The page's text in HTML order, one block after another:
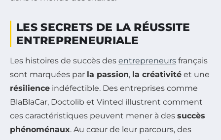
LES SECRETS DE LA RÉUSSITE
ENTREPRENEURIALE
Les histoires de succès des entrepreneurs français
sont marquées par la passion, la créativité et une
résilience indéfectible. Des entreprises comme
BlaBlaCar, Doctolib et Vinted illustrent comment
ces caractéristiques peuvent mener à des succès
phénoménaux. Au cœur de leur parcours, des